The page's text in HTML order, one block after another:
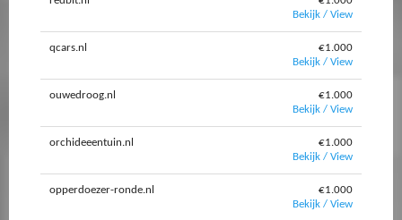
Bekijk / View
qcars.nl
€1.000
Bekijk / View
ouwedroog.nl
€1.000
Bekijk / View
orchideeentuin.nl
€1.000
Bekijk / View
opperdoezer-ronde.nl
€1.000
Bekijk / View